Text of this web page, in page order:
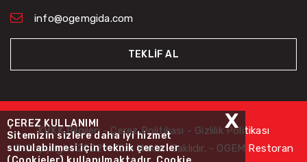
info@ogemgida.com
TEKLİF AL
KVKK Bilgileri -Çerez Politikası - Gizlilik Politikası
© Copyright 2022 - Tüm Hakları Saklıdır. - OGEM Restoran
ÇEREZ KULLANIMI
Sitemizin sizlere daha iyi hizmet
sunulabilmesi için teknik çerezler
X